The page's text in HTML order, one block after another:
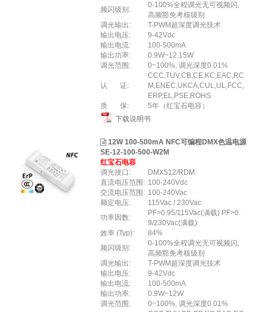
频闪级别:
0-100%全程调光无可视频闪,
高频豁免考核级别
调光输出:
T-PWM超深度调光技术
输出电压:
9-42Vdc
输出电流:
100-500mA
输出功率:
0.9W~12.15W
调光范围:
0~100%, 调光深度0.01%
认 证:
CCC,TUV,CB,CE,KC,EAC,RC
M,ENEC,UKCA,CUL,UL,FCC,
ERP,EL,PSE,ROHS
质 保:
5年（红宝石电容）
下载说明书
12W 100-500mA NFC可编程DMX色温电源
SE-12-100-500-W2M
红宝石电容
调光接口:
DMX512/RDM
直流电压范围: 100-240Vdc
交流电压范围: 100-240Vac
额定电压:
115Vac / 230Vac
功率因数:
PF>0.95/115Vac(满载) PF>0.
9/230Vac(满载)
效率 (Typ):
84%
频闪级别:
0-100%全程调光无可视频闪,
高频豁免考核级别
调光输出:
T-PWM超深度调光技术
输出电压:
9-42Vdc
输出电流:
100-500mA
输出功率:
0.9W~12W
调光范围:
0~100%, 调光深度0.01%